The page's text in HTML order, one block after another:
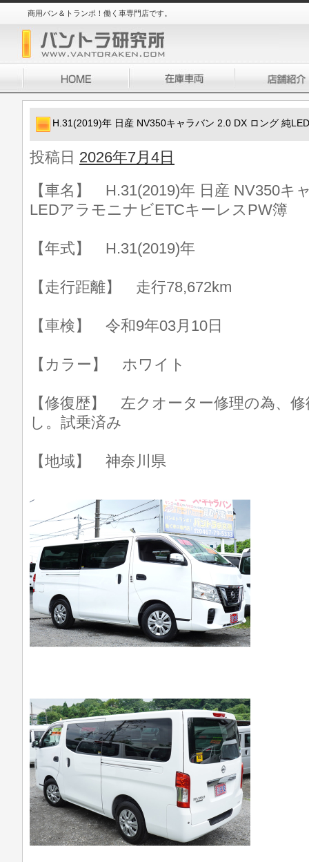
商用バン＆トランポ！働く車専門店です。
H.31(2019)年 日産 NV350キャラバン 2.0 DX ロング 純
投稿日 2026年7月4日
【車名】 H.31(2019)年 日産 NV350キ
LEDアラモニナビETCキーレスPW簿
【年式】 H.31(2019)年
【走行距離】 走行78,672km
【車検】 令和9年03月10日
【カラー】 ホワイト
【修復歴】 左クオーター修理の為、
し。試乗済み
【地域】 神奈川県